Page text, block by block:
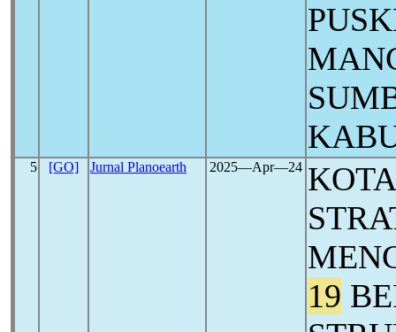
5 [GO] Jurnal Planoearth 2025―Apr―24
19